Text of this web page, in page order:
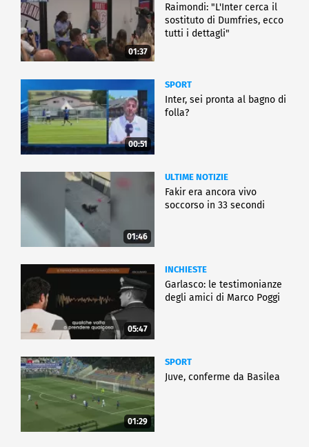
01:37
Raimondi: "L'Inter cerca il
sostituto di Dumfries, ecco
tutti i dettagli"
00:51
SPORT
Inter, sei pronta al bagno di
folla?
01:46
ULTIME NOTIZIE
Fakir era ancora vivo
soccorso in 33 secondi
05:47
INCHIESTE
Garlasco: le testimonianze
degli amici di Marco Poggi
01:29
SPORT
Juve, conferme da Basilea